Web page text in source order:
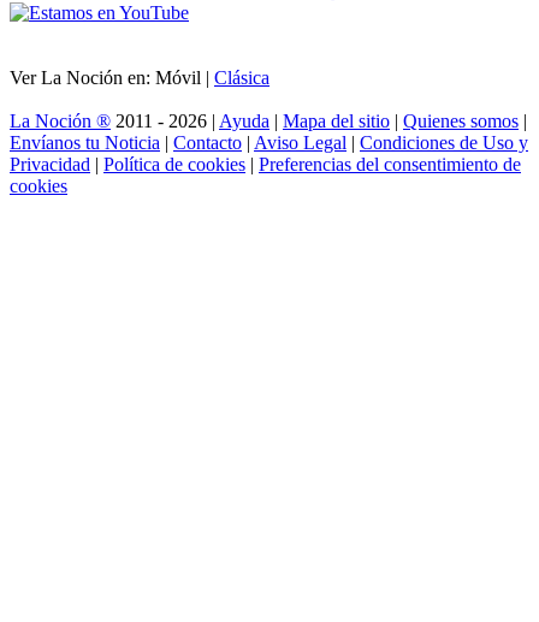
Ver La Noción en: Móvil | Clásica
La Noción ® 2011 - 2026 | Ayuda | Mapa del sitio | Quienes somos |
Envíanos tu Noticia | Contacto | Aviso Legal | Condiciones de Uso y
Privacidad | Política de cookies | Preferencias del consentimiento de
cookies